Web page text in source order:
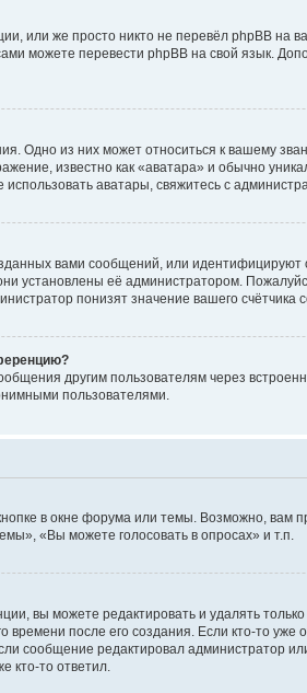
или же просто никто не перевёл phpBB
можете перевести phpBB на свой язык.
Одно из них может относиться к вашему
известно как «аватара» и обычно
аватары, свяжитесь с
вами сообщений, или
установлены её администратором.
понизят значение вашего счётчика
другим пользователям через
пользователями.
в окне форума или темы. Возможно, вам
«Вы можете голосовать в опросах» и т.п.
вы можете редактировать и удалять
времени после его создания. Если кто-то
сообщение редактировал администратор
кто-то ответил.